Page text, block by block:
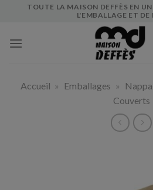
TOUTE LA MAISON DEFFÈS EN
L'EMBALLAGE ET DE
Accueil » Emballages »
Couverts